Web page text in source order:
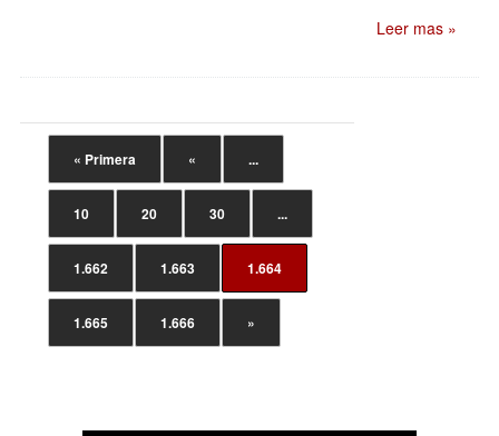
Leer mas »
« Primera « ...
10 20 30 ...
1.662 1.663 1.664
1.665 1.666 »